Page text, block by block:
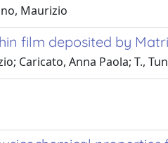
Maurizio
film deposited by
Caricato, Anna Paola; T.,